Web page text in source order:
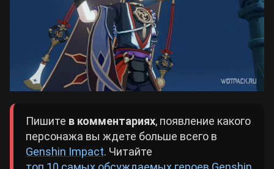
Пишите в комментариях, появление какого
персонажа вы ждете больше всего в
Genshin Impact. Читайте